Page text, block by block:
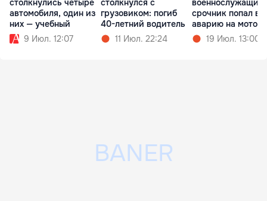
столкнулись четыре
автомобиля, один из
них — учебный
9 Июл. 12:07
столкнулся с
грузовиком: погиб
40-летний водитель
11 Июл. 22:24
военнослужащий-
срочник попал в
аварию на
19 Июл. 13:00